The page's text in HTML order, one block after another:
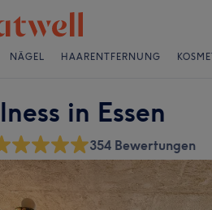
NÄGEL HAARENTFERNUNG
in Essen
354 Bewertungen